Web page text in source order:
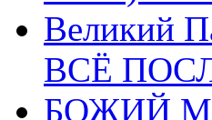
Великий
ВСЁ
БОЖИЙ